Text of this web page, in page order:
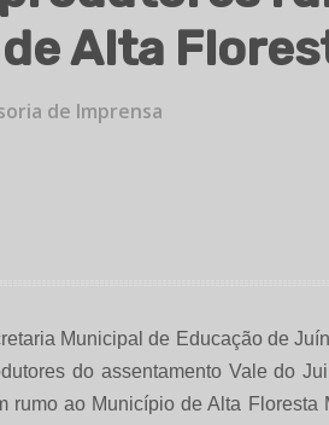
Alta
de Imprensa
Municipal de Educação de
do assentamento Vale do
ao Município de Alta Floresta